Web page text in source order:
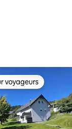
voyageurs
voyageurs